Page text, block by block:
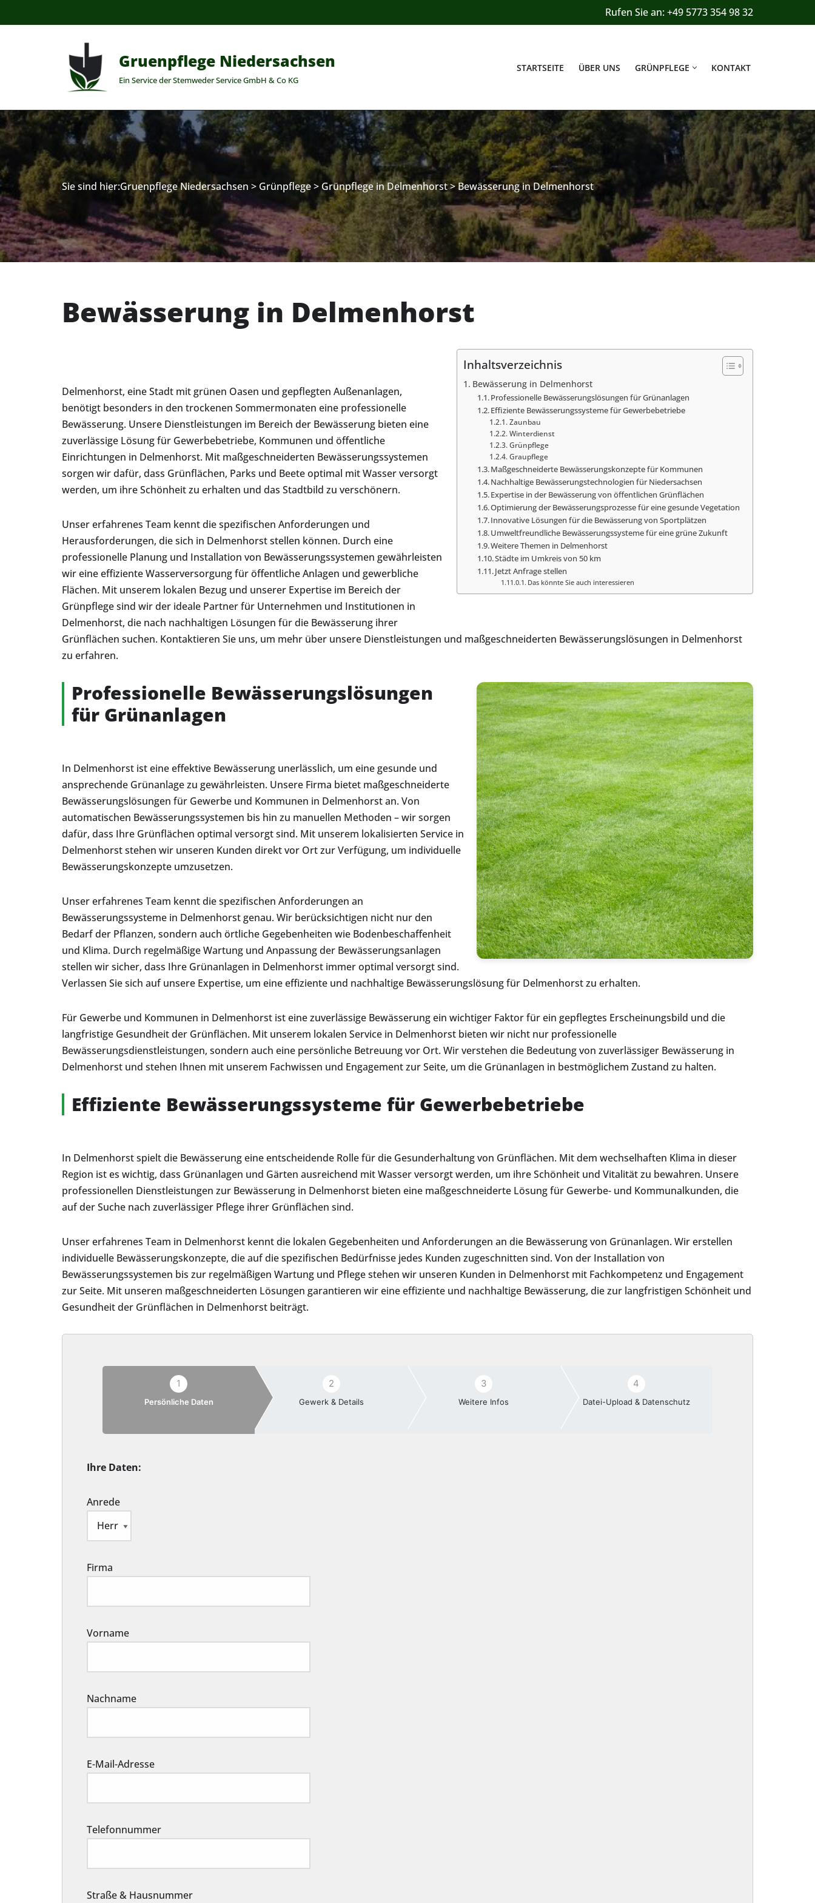
Rufen Sie an: +49 5773 354 98 32
Gruenpflege Niedersachsen
Ein Service der Stemweder Service GmbH & Co KG
STARTSEITE ÜBER UNS GRÜNPFLEGE KONTAKT
Sie sind hier:Gruenpflege Niedersachsen > Grünpflege> Grünpflege in Delmenhorst>Bewässerung in Delmenhorst
Bewässerung in Delmenhorst
Inhaltsverzeichnis
Bewässerung in Delmenhorst
Professionelle Bewässerungslösungen für Grünanlagen
Effiziente Bewässerungssysteme für Gewerbebetriebe
Zaunbau
Winterdienst
Grünpflege
Graupflege
Maßgeschneiderte Bewässerungskonzepte für Kommunen
Nachhaltige Bewässerungstechnologien für Niedersachsen
Expertise in der Bewässerung von öffentlichen Grünflächen
Optimierung der Bewässerungsprozesse für eine gesunde Vegetation
Innovative Lösungen für die Bewässerung von Sportplätzen
Umweltfreundliche Bewässerungssysteme für eine grüne Zukunft
Weitere Themen in Delmenhorst
Städte im Umkreis von 50 km
Jetzt Anfrage stellen
Das könnte Sie auch interessieren
Delmenhorst, eine Stadt mit grünen Oasen und gepflegten Außenanlagen,
benötigt besonders in den trockenen Sommermonaten eine professionelle
Bewässerung. Unsere Dienstleistungen im Bereich der Bewässerung bieten eine
zuverlässige Lösung für Gewerbebetriebe, Kommunen und öffentliche
Einrichtungen in Delmenhorst. Mit maßgeschneiderten Bewässerungssystemen
sorgen wir dafür, dass Grünflächen, Parks und Beete optimal mit Wasser versorgt
werden, um ihre Schönheit zu erhalten und das Stadtbild zu verschönern.
Unser erfahrenes Team kennt die spezifischen Anforderungen und
Herausforderungen, die sich in Delmenhorst stellen können. Durch eine
professionelle Planung und Installation von Bewässerungssystemen gewährleisten
wir eine effiziente Wasserversorgung für öffentliche Anlagen und gewerbliche
Flächen. Mit unserem lokalen Bezug und unserer Expertise im Bereich der
Grünpflege sind wir der ideale Partner für Unternehmen und Institutionen in
Delmenhorst, die nach nachhaltigen Lösungen für die Bewässerung ihrer
Grünflächen suchen. Kontaktieren Sie uns, um mehr über unsere Dienstleistungen und maßgeschneiderten Bewässerungslösungen in Delmenhorst
zu erfahren.
Professionelle Bewässerungslösungen
für Grünanlagen
In Delmenhorst ist eine effektive Bewässerung unerlässlich, um eine gesunde und
ansprechende Grünanlage zu gewährleisten. Unsere Firma bietet maßgeschneiderte
Bewässerungslösungen für Gewerbe und Kommunen in Delmenhorst an. Von
automatischen Bewässerungssystemen bis hin zu manuellen Methoden – wir sorgen
dafür, dass Ihre Grünflächen optimal versorgt sind. Mit unserem lokalisierten Service in
Delmenhorst stehen wir unseren Kunden direkt vor Ort zur Verfügung, um individuelle
Bewässerungskonzepte umzusetzen.
Unser erfahrenes Team kennt die spezifischen Anforderungen an
Bewässerungssysteme in Delmenhorst genau. Wir berücksichtigen nicht nur den
Bedarf der Pflanzen, sondern auch örtliche Gegebenheiten wie Bodenbeschaffenheit
und Klima. Durch regelmäßige Wartung und Anpassung der Bewässerungsanlagen
stellen wir sicher, dass Ihre Grünanlagen in Delmenhorst immer optimal versorgt sind.
Verlassen Sie sich auf unsere Expertise, um eine effiziente und nachhaltige Bewässerungslösung für Delmenhorst zu erhalten.
Für Gewerbe und Kommunen in Delmenhorst ist eine zuverlässige Bewässerung ein wichtiger Faktor für ein gepflegtes Erscheinungsbild und die
langfristige Gesundheit der Grünflächen. Mit unserem lokalen Service in Delmenhorst bieten wir nicht nur professionelle
Bewässerungsdienstleistungen, sondern auch eine persönliche Betreuung vor Ort. Wir verstehen die Bedeutung von zuverlässiger Bewässerung in
Delmenhorst und stehen Ihnen mit unserem Fachwissen und Engagement zur Seite, um die Grünanlagen in bestmöglichem Zustand zu halten.
Effiziente Bewässerungssysteme für Gewerbebetriebe
In Delmenhorst spielt die Bewässerung eine entscheidende Rolle für die Gesunderhaltung von Grünflächen. Mit dem wechselhaften Klima in dieser
Region ist es wichtig, dass Grünanlagen und Gärten ausreichend mit Wasser versorgt werden, um ihre Schönheit und Vitalität zu bewahren. Unsere
professionellen Dienstleistungen zur Bewässerung in Delmenhorst bieten eine maßgeschneiderte Lösung für Gewerbe- und Kommunalkunden, die
auf der Suche nach zuverlässiger Pflege ihrer Grünflächen sind.
Unser erfahrenes Team in Delmenhorst kennt die lokalen Gegebenheiten und Anforderungen an die Bewässerung von Grünanlagen. Wir erstellen
individuelle Bewässerungskonzepte, die auf die spezifischen Bedürfnisse jedes Kunden zugeschnitten sind. Von der Installation von
Bewässerungssystemen bis zur regelmäßigen Wartung und Pflege stehen wir unseren Kunden in Delmenhorst mit Fachkompetenz und Engagement
zur Seite. Mit unseren maßgeschneiderten Lösungen garantieren wir eine effiziente und nachhaltige Bewässerung, die zur langfristigen Schönheit und
Gesundheit der Grünflächen in Delmenhorst beiträgt.
1
Persönliche Daten
2
Gewerk & Details
3
Weitere Infos
4
Datei-Upload & Datenschutz
Ihre Daten:
Anrede
Firma
Vorname
Nachname
E-Mail-Adresse
Telefonnummer
Straße & Hausnummer